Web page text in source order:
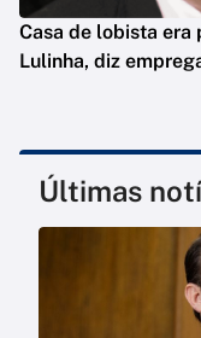
Casa de lobista era
Lulinha, diz
Últimas